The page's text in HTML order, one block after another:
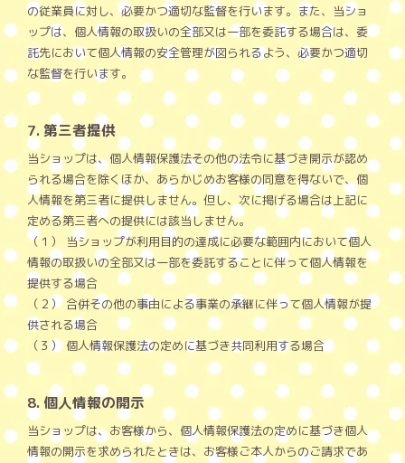
の従業員に対し、必要かつ適切な監督を行います。また、当ショ
ップは、個人情報の取扱いの全部又は一部を委託する場合は、委
託先において個人情報の安全管理が図られるよう、必要かつ適切
な監督を行います。
7. 第三者提供
当ショップは、個人情報保護法その他の法令に基づき開示が認め
られる場合を除くほか、あらかじめお客様の同意を得ないで、個
人情報を第三者に提供しません。但し、次に掲げる場合は上記に
定める第三者への提供には該当しません。
（１） 当ショップが利用目的の達成に必要な範囲内において個人
情報の取扱いの全部又は一部を委託することに伴って個人情報を
提供する場合
（２） 合併その他の事由による事業の承継に伴って個人情報が提
供される場合
（３） 個人情報保護法の定めに基づき共同利用する場合
8. 個人情報の開示
当ショップは、お客様から、個人情報保護法の定めに基づき個人
情報の開示を求められたときは、お客様ご本人からのご請求であ